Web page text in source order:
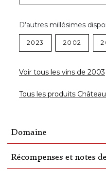
D’autres millésimes
2023 2002
Voir tous les vins de 2003
Tous les produits
Domaine
Récompenses et notes